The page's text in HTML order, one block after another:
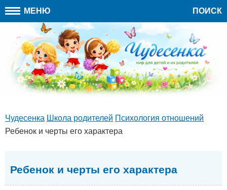
МЕНЮ ПОИСК
Чудесенка Школа родителей Психология отношений
Ребенок и черты его характера
Ребенок и черты его характера